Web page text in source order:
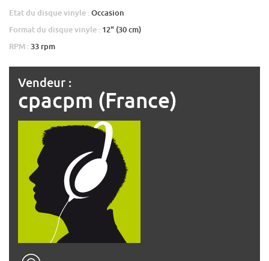
Etat du disque vinyle :Occasion
Format du disque vinyle : 12" (30 cm)
RPM : 33 rpm
Vendeur :
cpacpm (France)